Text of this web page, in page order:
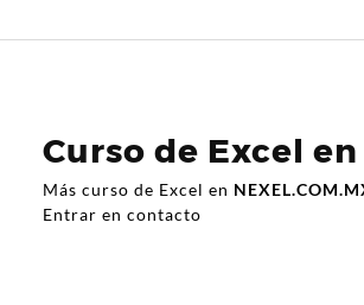
Curso de Excel
Más curso de Excel en
Entrar en contacto